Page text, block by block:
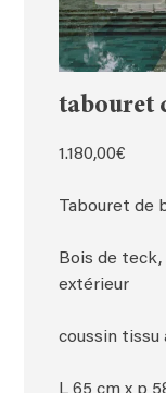
tabouret
1.180,00€
Tabouret de
Bois de
extérieur
coussin tissu